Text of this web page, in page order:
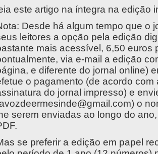
este artigo na íntegra na edição
Desde há algum tempo que o
leitores a opção pela edição
mais acessível, 6,50 euros
via e-mail a edição
e diferente do jornal online)
o pagamento (de acordo
do jornal impresso) e
) o
lhe serem enviadas ao longo do
se preferir a edição em papel